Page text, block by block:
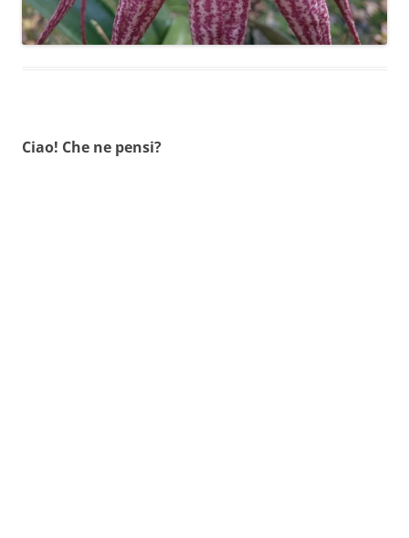
Ciao! Che ne pensi?